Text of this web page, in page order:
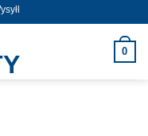
już od 5,50zł !
0